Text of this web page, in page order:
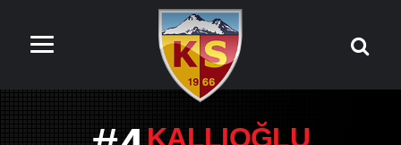
KALLIOĞLU